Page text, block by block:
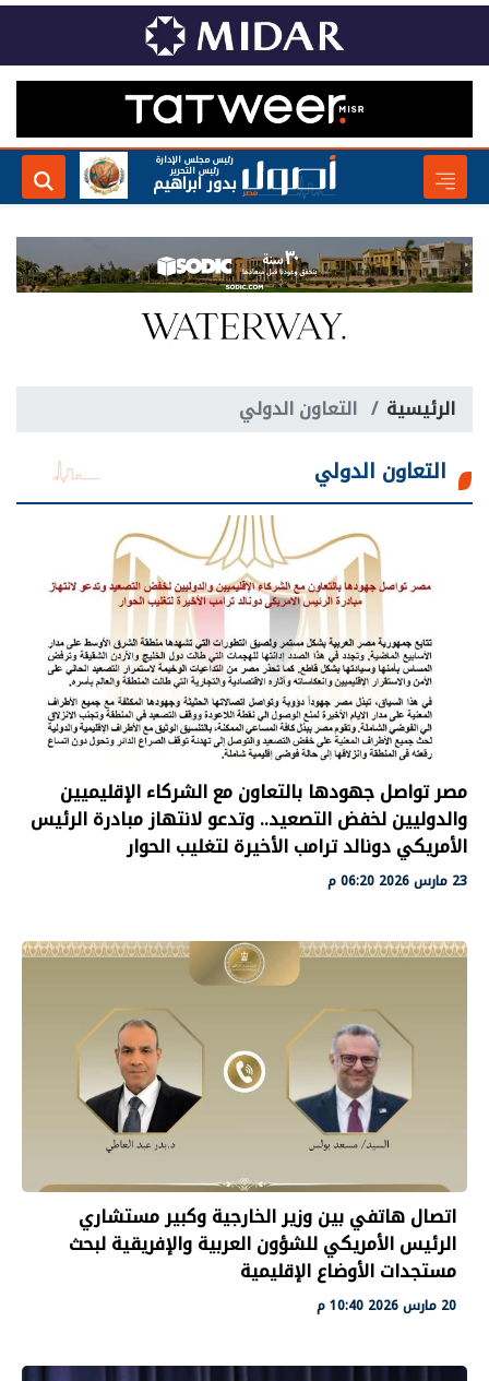
رئيس مجلس الإدارة
رئيس التحرير
بدور ابراهيم
الرئيسية التعاون الدولي
التعاون الدولي
مصر تواصل جهودها بالتعاون مع الشركاء الإقليميين
والدوليين لخفض التصعيد.. وتدعو لانتهاز مبادرة الرئيس
الأمريكي دونالد ترامب الأخيرة لتغليب الحوار
23 مارس 2026 06:20 م
اتصال هاتفي بين وزير الخارجية وكبير مستشاري
الرئيس الأمريكي للشؤون العربية والإفريقية لبحث
مستجدات الأوضاع الإقليمية
20 مارس 2026 10:40 م